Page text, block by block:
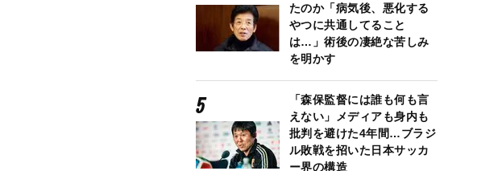
たのか「病気後、悪化する
やつに共通してること
は…」術後の凄絶な苦しみ
を明かす
「森保監督には誰も何も言
えない」メディアも身内も
批判を避けた4年間…ブラジ
ル敗戦を招いた日本サッカ
ー界の構造